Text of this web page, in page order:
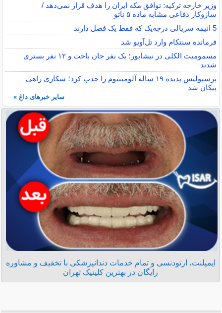
وزیر خارجه ترکیه: توافق مکه ایران را هدف قرار نمی‌دهد /
سازوکار دفاعی مشابه ماده ۵ ناتو
5 انیمه سریالی درجه‌یک که فقط یک فصل دارند
فرمانده سنتکام وارد تل‌آویو شد
مسمومیت الکلی در نیشابور؛ یک نفر جان باخت و ۱۲ نفر بستری
شدند
پرسپولیس پدیده ۱۹ ساله آلومینیوم را جذب کرد؛ شکاری راهی
پیکان شد
سایر خبرهای داغ »
ایمپلنت، ارتودنسی و تمام خدمات دندانپزشکی با تخفیف و مشاوره
رایگان در بهترین کلینیک تهران